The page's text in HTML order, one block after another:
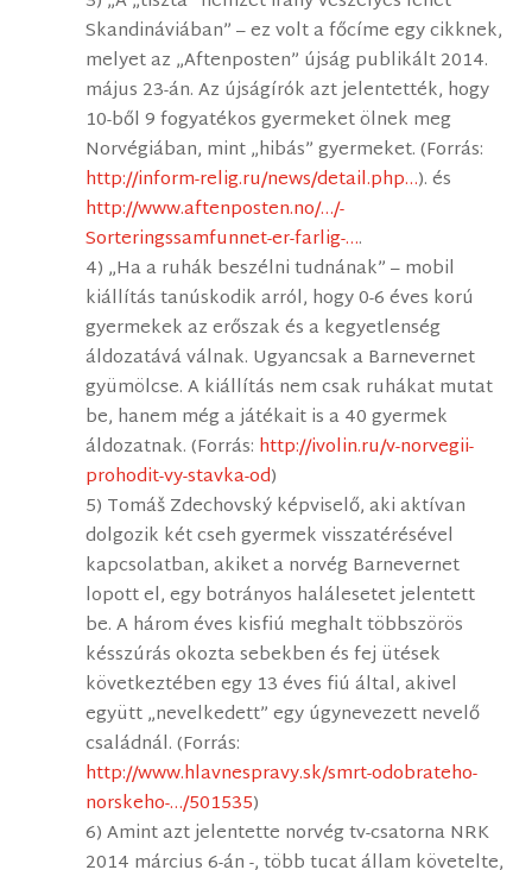
Skandináviában” – ez volt a főcíme egy cikknek,
melyet az „Aftenposten” újság publikált 2014.
május 23-án. Az újságírók azt jelentették, hogy
10-ből 9 fogyatékos gyermeket ölnek meg
Norvégiában, mint „hibás” gyermeket. (Forrás:
http://inform-relig.ru/news/detail.php…). és
http://www.aftenposten.no/…/-
Sorteringssamfunnet-er-farlig-….
4) „Ha a ruhák beszélni tudnának” – mobil
kiállítás tanúskodik arról, hogy 0-6 éves korú
gyermekek az erőszak és a kegyetlenség
áldozatává válnak. Ugyancsak a Barnevernet
gyümölcse. A kiállítás nem csak ruhákat mutat
be, hanem még a játékait is a 40 gyermek
áldozatnak. (Forrás: http://ivolin.ru/v-norvegii-
prohodit-vy-stavka-od)
5) Tomáš Zdechovský képviselő, aki aktívan
dolgozik két cseh gyermek visszatérésével
kapcsolatban, akiket a norvég Barnevernet
lopott el, egy botrányos halálesetet jelentett
be. A három éves kisfiú meghalt többszörös
késszúrás okozta sebekben és fej ütések
következtében egy 13 éves fiú által, akivel
együtt „nevelkedett” egy úgynevezett nevelő
családnál. (Forrás:
http://www.hlavnespravy.sk/smrt-odobrateho-
norskeho-…/501535)
6) Amint azt jelentette norvég tv-csatorna NRK